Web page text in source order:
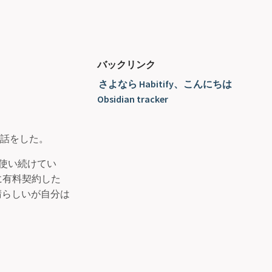
をした。
い続けてい
料契約した
しいが自分は
バックリンク
さよなら Habitify、こんにちは
Obsidian tracker